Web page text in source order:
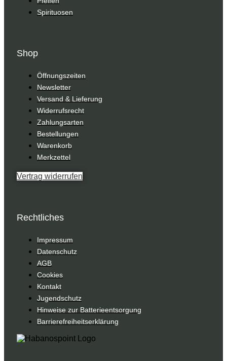
Spirituosen
Shop
Öffnungszeiten
Newsletter
Versand & Lieferung
Widerrufsrecht
Zahlungsarten
Bestellungen
Warenkorb
Merkzettel
Vertrag widerrufen
Rechtliches
Impressum
Datenschutz
AGB
Cookies
Kontakt
Jugendschutz
Hinweise zur Batterieentsorgung
Barrierefreiheitserklärung